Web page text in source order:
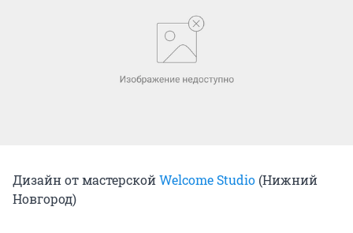
Дизайн от мастерскойWelcome Studio (Нижний
Новгород)